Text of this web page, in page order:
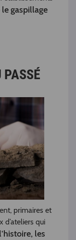
le gaspillage
PASSÉ
primaires et
d’ateliers qui
l’histoire, les